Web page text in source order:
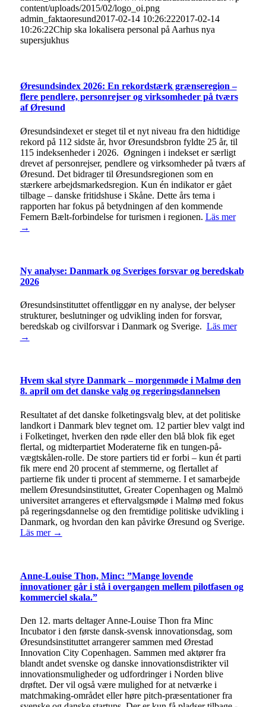
content/uploads/2015/02/logo_oi.png
admin_faktaoresund2017-02-14 10:26:222017-02-14
10:26:22Chip ska lokalisera personal på Aarhus nya
supersjukhus
Øresundsindex 2026: En rekordstærk grænseregion –
flere pendlere, personrejser og virksomheder på tværs
af Øresund
Øresundsindexet er steget til et nyt niveau fra den hidtidige
rekord på 112 sidste år, hvor Øresundsbron fyldte 25 år, til
115 indeksenheder i 2026. Øgningen i indekset er særligt
drevet af personrejser, pendlere og virksomheder på tværs af
Øresund. Det bidrager til Øresundsregionen som en
stærkere arbejdsmarkedsregion. Kun én indikator er gået
tilbage – danske fritidshuse i Skåne. Dette års tema i
rapporten har fokus på betydningen af den kommende
Femern Bælt-forbindelse for turismen i regionen. Läs mer
→
Ny analyse: Danmark og Sveriges forsvar og beredskab
2026
Øresundsinstituttet offentliggør en ny analyse, der belyser
strukturer, beslutninger og udvikling inden for forsvar,
beredskab og civilforsvar i Danmark og Sverige. Läs mer
→
Hvem skal styre Danmark – morgenmøde i Malmø den
8. april om det danske valg og regeringsdannelsen
Resultatet af det danske folketingsvalg blev, at det politiske
landkort i Danmark blev tegnet om. 12 partier blev valgt ind
i Folketinget, hverken den røde eller den blå blok fik eget
flertal, og midterpartiet Moderaterne fik en tungen-på-
vægtskålen-rolle. De store partiers tid er forbi – kun ét parti
fik mere end 20 procent af stemmerne, og flertallet af
partierne fik under ti procent af stemmerne. I et samarbejde
mellem Øresundsinstituttet, Greater Copenhagen og Malmö
universitet arrangeres et eftervalgsmøde i Malmø med fokus
på regeringsdannelse og den fremtidige politiske udvikling i
Danmark, og hvordan den kan påvirke Øresund og Sverige.
Läs mer →
Anne-Louise Thon, Minc: ”Mange lovende
innovationer går i stå i overgangen mellem pilotfasen og
kommerciel skala.”
Den 12. marts deltager Anne-Louise Thon fra Minc
Incubator i den første dansk-svensk innovationsdag, som
Øresundsinstituttet arrangerer sammen med Ørestad
Innovation City Copenhagen. Sammen med aktører fra
blandt andet svenske og danske innovationsdistrikter vil
innovationsmuligheder og udfordringer i Norden blive
drøftet. Der vil også være mulighed for at netværke i
matchmaking-området eller høre pitch-præsentationer fra